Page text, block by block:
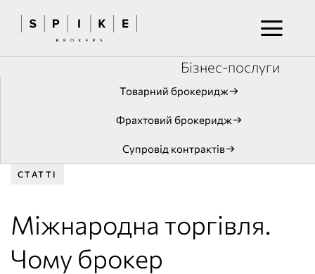
Бізнес-послуги
Товарний брокеридж
Фрахтовий брокеридж
Супровід контрактів
CТАТТІ
Міжнародна торгівля.
Чому брокер